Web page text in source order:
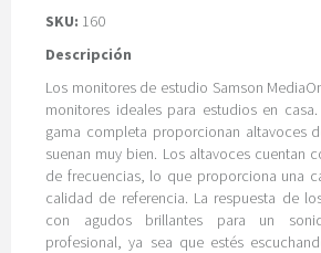
SKU: 160
Descripción
Los monitores de estudio Samson
monitores ideales para estudios en
gama completa proporcionan altavoces
suenan muy bien. Los altavoces cuentan
de frecuencias, lo que proporciona una
calidad de referencia. La respuesta de
con agudos brillantes para un
profesional, ya sea que estés